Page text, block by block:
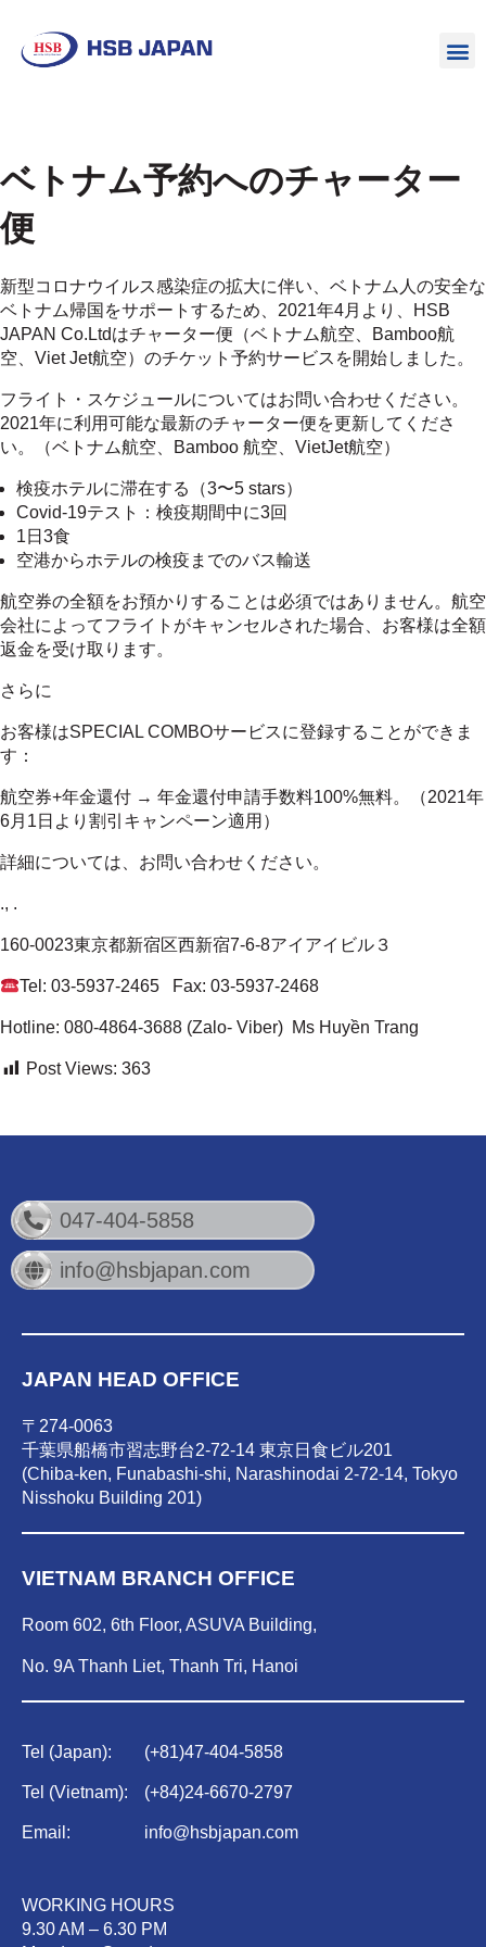
ベトナム予約へのチャーター
便
新型コロナウイルス感染症の拡大に伴い、ベトナム人の安全な
ベトナム帰国をサポートするため、2021年4月より、HSB
JAPAN Co.Ltdはチャーター便（ベトナム航空、Bamboo航
空、Viet Jet航空）のチケット予約サービスを開始しました。
フライト・スケジュールについてはお問い合わせください。
2021年に利用可能な最新のチャーター便を更新してくださ
い。（ベトナム航空、Bamboo 航空、VietJet航空）
検疫ホテルに滞在する（3〜5 stars）
Covid-19テスト：検疫期間中に3回
1日3食
空港からホテルの検疫までのバス輸送
航空券の全額をお預かりすることは必須ではありません。航空
会社によってフライトがキャンセルされた場合、お客様は全額
返金を受け取ります。
さらに
お客様はSPECIAL COMBOサービスに登録することができま
す：
航空券+年金還付 → 年金還付申請手数料100%無料。（2021年
6月1日より割引キャンペーン適用）
詳細については、お問い合わせください。
., .
160-0023東京都新宿区西新宿7-6-8アイアイビル３
Tel: 03-5937-2465 Fax: 03-5937-2468
Hotline: 080-4864-3688 (Zalo- Viber) Ms Huyền Trang
Post Views: 363
047-404-5858
info@hsbjapan.com
JAPAN HEAD OFFICE
〒274-0063
千葉県船橋市習志野台2-72-14 東京日食ビル201
(Chiba-ken, Funabashi-shi, Narashinodai 2-72-14, Tokyo
Nisshoku Building 201)
VIETNAM BRANCH OFFICE
Room 602, 6th Floor, ASUVA Building,
No. 9A Thanh Liet, Thanh Tri, Hanoi
Tel (Japan): (+81)47-404-5858
Tel (Vietnam): (+84)24-6670-2797
Email: info@hsbjapan.com
WORKING HOURS
9.30 AM – 6.30 PM